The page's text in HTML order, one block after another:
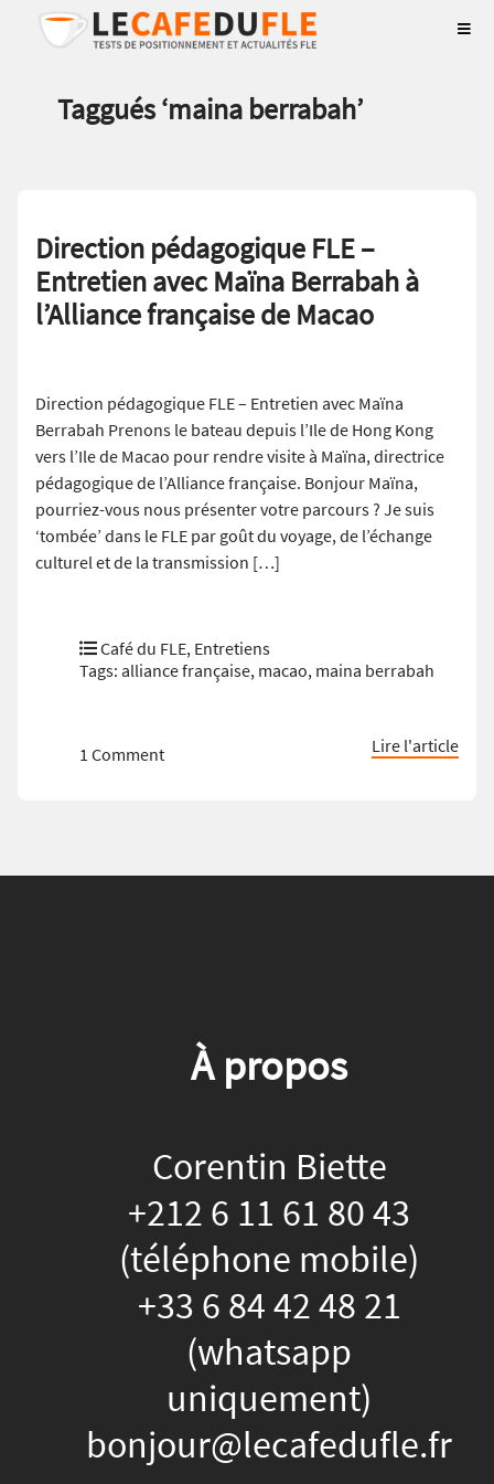
Taggués ‘maina berrabah’
Direction pédagogique FLE –
Entretien avec Maïna Berrabah à
l’Alliance française de Macao
Direction pédagogique FLE – Entretien avec Maïna
Berrabah Prenons le bateau depuis l’Ile de Hong Kong
vers l’Ile de Macao pour rendre visite à Maïna, directrice
pédagogique de l’Alliance française. Bonjour Maïna,
pourriez-vous nous présenter votre parcours ? Je suis
‘tombée’ dans le FLE par goût du voyage, de l’échange
culturel et de la transmission […]
Café du FLE, Entretiens
Tags: alliance française, macao, maina berrabah
1 Comment Lire l'article
À propos
Corentin Biette
+212 6 11 61 80 43
(téléphone mobile)
+33 6 84 42 48 21
(whatsapp
uniquement)
bonjour@lecafedufle.fr